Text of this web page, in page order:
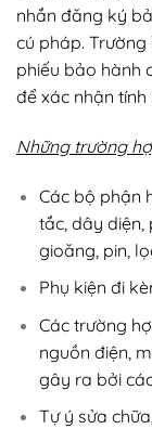
nhắn đăng ký
cú pháp.
phiếu bảo hành
để xác nhận
Những trường
Các bộ phận
tắc, dây diện,
gioăng, pin,
Phụ kiện đi
Các trường
nguồn điện,
gây ra bởi
Tự ý sửa